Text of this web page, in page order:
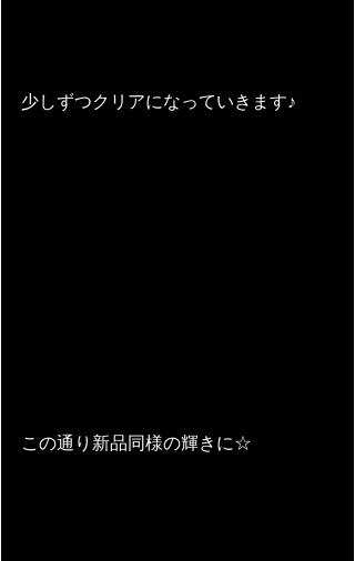
少しずつクリアになっていきます♪
この通り新品同様の輝きに☆